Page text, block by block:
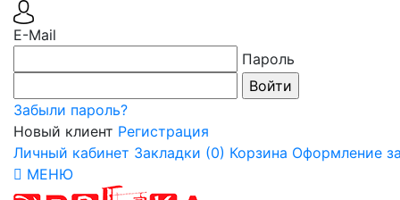
E-Mail
Пароль
Забыли пароль?
Новый клиент Регистрация
Личный кабинет Закладки (0) Корзина Оформление
МЕНЮ